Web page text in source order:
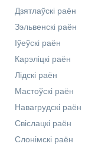
Дзятлаўскі раён
Зэльвенскі раён
Іўеўскі раён
Карэліцкі раён
Лідскі раён
Мастоўскі раён
Навагрудскі раён
Свіслацкі раён
Слонімскі раён